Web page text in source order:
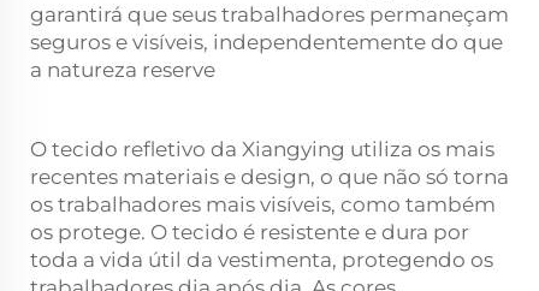
garantirá que seus trabalhadores permaneçam
seguros e visíveis, independentemente do que
a natureza reserve
O tecido refletivo da Xiangying utiliza os mais
recentes materiais e design, o que não só torna
os trabalhadores mais visíveis, como também
os protege. O tecido é resistente e dura por
toda a vida útil da vestimenta, protegendo os